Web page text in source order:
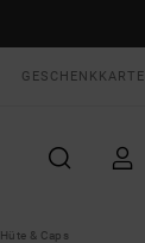
GESCHENKKARTE
Hüte & Caps